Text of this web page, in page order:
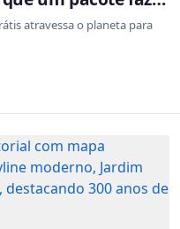
a sua casa
atravessa o planeta para